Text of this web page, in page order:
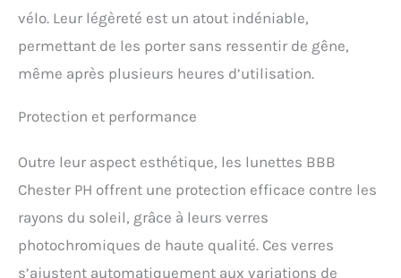
cyclisme
photochromiques ont des
verres réfléchissants qui
offrent une protection UV à
confortable : le cadre léger
incassable avec embouts
confortable pendant votre
trajet
vélo. Leur légèreté est un atout indéniable,
permettant de les porter sans ressentir de gêne,
même après plusieurs heures d’utilisation.
Protection et performance
Outre leur aspect esthétique, les lunettes BBB
Chester PH offrent une protection efficace contre les
rayons du soleil, grâce à leurs verres
photochromiques de haute qualité. Ces verres
s’ajustent automatiquement aux variations de